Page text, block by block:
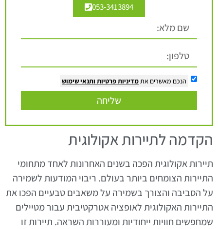
053-3413894
הנכם מאשרים את מדיניות פרטיות ותנאי שימוש
שליחה
הקדמה לתיירות אקולוגית
תיירות אקולוגית הפכה בשנים האחרונות לאחד מתחומי
התיירות הצומחים ביותר בעולם. ריבוי המודעות לשמירה
על הסביבה והצורך בשמירה על משאבים טבעיים הפכו את
התיירות האקולוגית לאופציה אטרקטיבית עבור מטיילים
שמחפשים חוויות ייחודיות ומעוררות השראה. תיירות זו